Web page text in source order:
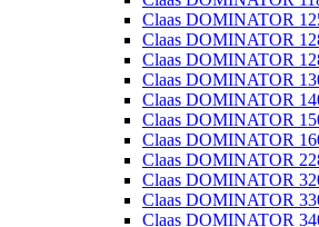
Claas DOMINATOR
Claas DOMINATOR
Claas DOMINATOR
Claas DOMINATOR
Claas DOMINATOR
Claas DOMINATOR
Claas DOMINATOR
Claas DOMINATOR
Claas DOMINATOR
Claas DOMINATOR
Claas DOMINATOR